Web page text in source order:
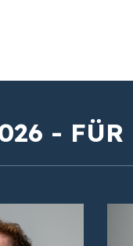
6 - FÜR